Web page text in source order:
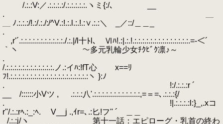
/.:.:V:／.:.:.:.:/.:.:.:.:.:.ヽミ{:/､ __
. ＿
＿ ﾉ.:.:.:/!.:/.:./:/^V.:!.:.l.:.!.:∨.:.:＼ _／::/＿＿_
.
,r'´.:.:.:.:.:.:.:.:.:.:.:./.:.|/l十ﾄl､ Ⅵﾊ!.:|.:.!.:.:.:.:.:.:.:.:.:.:.:.:.:.:.=-＜´
｀ヽ ～多元乳輪少女ﾁｸﾋﾞｸ凛♪～
.
/.:.:.:.:.:.:.:.:.:.:.:.:.ノ.:イﾊ:!fT心 x==ﾘ
ﾌ!.:.:.:.:.:.:.:.:.:.:.:.:.:.:.:.:.:.:.:.:ヽ }:ﾉ
. !:/.:.:.:r ´
__ /::::::小Vツ , .:.:.:八'.:.:.:.:.:.:.:.:.:.:.:.:,=＝=､.:.:.:{/
. !|.:.:.:.:l:}_,.xコ
r''/.:.:rﾍ.:_:ﾍ. V__j .,ｲr=､.:匕!フ'' ´ ＿＿
_/.:.:j/ヽ 第十一話：エピローグ・乳首の終わ